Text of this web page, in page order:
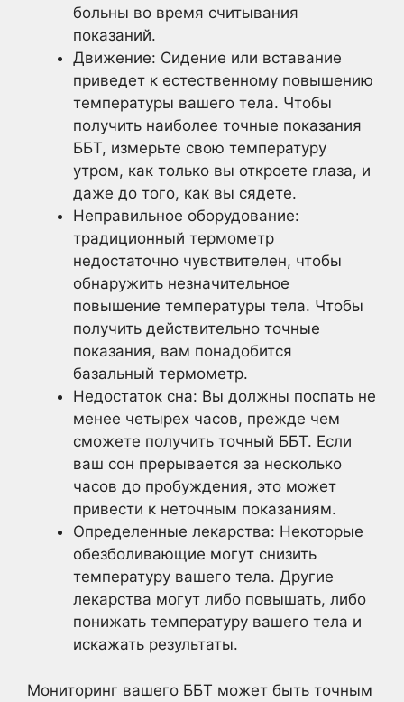
больны во время считывания
показаний.
Движение: Сидение или вставание
приведет к естественному повышению
температуры вашего тела. Чтобы
получить наиболее точные показания
ББТ, измерьте свою температуру
утром, как только вы откроете глаза, и
даже до того, как вы сядете.
Неправильное оборудование:
традиционный термометр
недостаточно чувствителен, чтобы
обнаружить незначительное
повышение температуры тела. Чтобы
получить действительно точные
показания, вам понадобится
базальный термометр.
Недостаток сна: Вы должны поспать не
менее четырех часов, прежде чем
сможете получить точный ББТ. Если
ваш сон прерывается за несколько
часов до пробуждения, это может
привести к неточным показаниям.
Определенные лекарства: Некоторые
обезболивающие могут снизить
температуру вашего тела. Другие
лекарства могут либо повышать, либо
понижать температуру вашего тела и
искажать результаты.
Мониторинг вашего ББТ может быть точным